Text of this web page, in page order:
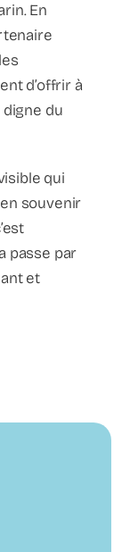
En
d’offrir à
du
qui
souvenir
passe par
et